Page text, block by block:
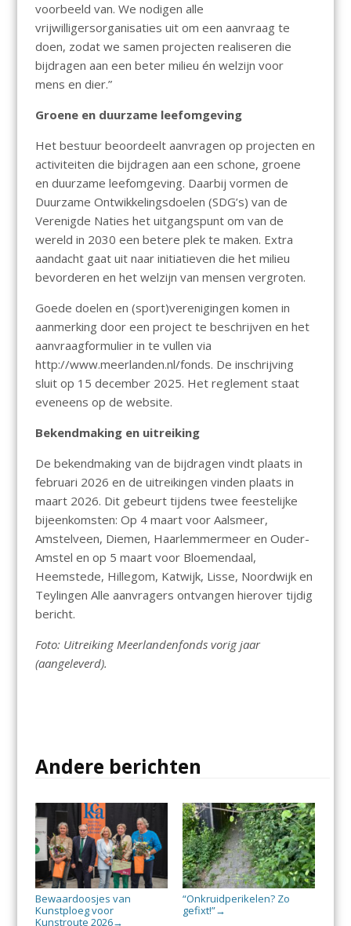
voorbeeld van. We nodigen alle
vrijwilligersorganisaties uit om een aanvraag te
doen, zodat we samen projecten realiseren die
bijdragen aan een beter milieu én welzijn voor
mens en dier.”
Groene en duurzame leefomgeving
Het bestuur beoordeelt aanvragen op projecten en
activiteiten die bijdragen aan een schone, groene
en duurzame leefomgeving. Daarbij vormen de
Duurzame Ontwikkelingsdoelen (SDG’s) van de
Verenigde Naties het uitgangspunt om van de
wereld in 2030 een betere plek te maken. Extra
aandacht gaat uit naar initiatieven die het milieu
bevorderen en het welzijn van mensen vergroten.
Goede doelen en (sport)verenigingen komen in
aanmerking door een project te beschrijven en het
aanvraagformulier in te vullen via
http://www.meerlanden.nl/fonds. De inschrijving
sluit op 15 december 2025. Het reglement staat
eveneens op de website.
Bekendmaking en uitreiking
De bekendmaking van de bijdragen vindt plaats in
februari 2026 en de uitreikingen vinden plaats in
maart 2026. Dit gebeurt tijdens twee feestelijke
bijeenkomsten: Op 4 maart voor Aalsmeer,
Amstelveen, Diemen, Haarlemmermeer en Ouder-
Amstel en op 5 maart voor Bloemendaal,
Heemstede, Hillegom, Katwijk, Lisse, Noordwijk en
Teylingen Alle aanvragers ontvangen hierover tijdig
bericht.
Foto: Uitreiking Meerlandenfonds vorig jaar
(aangeleverd).
Andere berichten
Bewaardoosjes van
Kunstploeg voor
Kunstroute 2026→
“Onkruidperikelen? Zo
gefixt!”→